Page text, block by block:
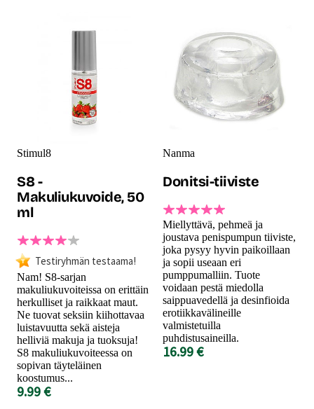
Stimul8
S8 -
Makuliukuvoide, 50
ml
Testiryhmän testaama!
Nam! S8-sarjan
makuliukuvoiteissa on erittäin
herkulliset ja raikkaat maut.
Ne tuovat seksiin kiihottavaa
luistavuutta sekä aisteja
helliviä makuja ja tuoksuja!
S8 makuliukuvoiteessa on
sopivan täyteläinen
koostumus...
9.99 €
Nanma
Donitsi-tiiviste
Miellyttävä, pehmeä ja
joustava penispumpun tiiviste,
joka pysyy hyvin paikoillaan
ja sopii useaan eri
pumppumalliin. Tuote
voidaan pestä miedolla
saippuavedellä ja desinfioida
erotiikkavälineille
valmistetuilla
puhdistusaineilla.
16.99 €